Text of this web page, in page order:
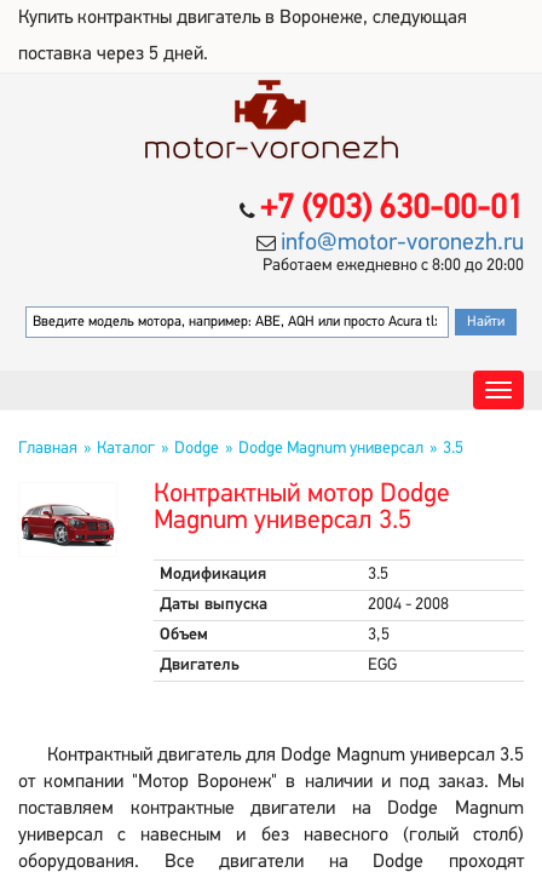
Купить контрактны двигатель в Воронеже, следующая
поставка через 5 дней.
+7 (903) 630-00-01
info@motor-voronezh.ru
Работаем ежедневно с 8:00 до 20:00
Главная Каталог Dodge Dodge Magnum универсал 3.5
Контрактный мотор Dodge
Magnum универсал 3.5
Модификация
3.5
Даты выпуска
2004 - 2008
Объем
3,5
Двигатель
EGG
Контрактный двигатель для Dodge Magnum универсал 3.5
от компании "Мотор Воронеж" в наличии и под заказ. Мы
поставляем контрактные двигатели на Dodge Magnum
универсал с навесным и без навесного (голый столб)
оборудования. Все двигатели на Dodge проходят